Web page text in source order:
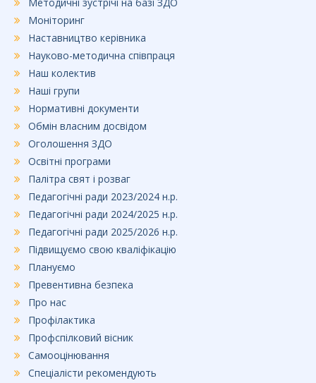
Моніторинг
Наставництво керівника
Науково-методична співпраця
Наш колектив
Наші групи
Нормативні документи
Обмін власним досвідом
Оголошення ЗДО
Освітні програми
Палітра свят і розваг
Педагогічні ради 2023/2024 н.р.
Педагогічні ради 2024/2025 н.р.
Педагогічні ради 2025/2026 н.р.
Підвищуємо свою кваліфікацію
Плануємо
Превентивна безпека
Про нас
Профілактика
Профспілковий вісник
Самооцінювання
Спеціалісти рекомендують